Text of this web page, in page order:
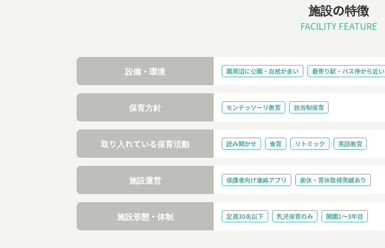
施設の特徴
FACILITY FEATURE
設備・環境 園周辺に公園・自然が多い 最寄り駅・バス停から近い
保育方針 モンテッソーリ教育 担当制保育
取り入れている保育活動 読み聞かせ 食育 リトミック 英語教育
施設運営 保護者向け連絡アプリ 産休・育休取得実績あり
施設形態・体制 定員30名以下 乳児保育のみ 開園1〜3年目